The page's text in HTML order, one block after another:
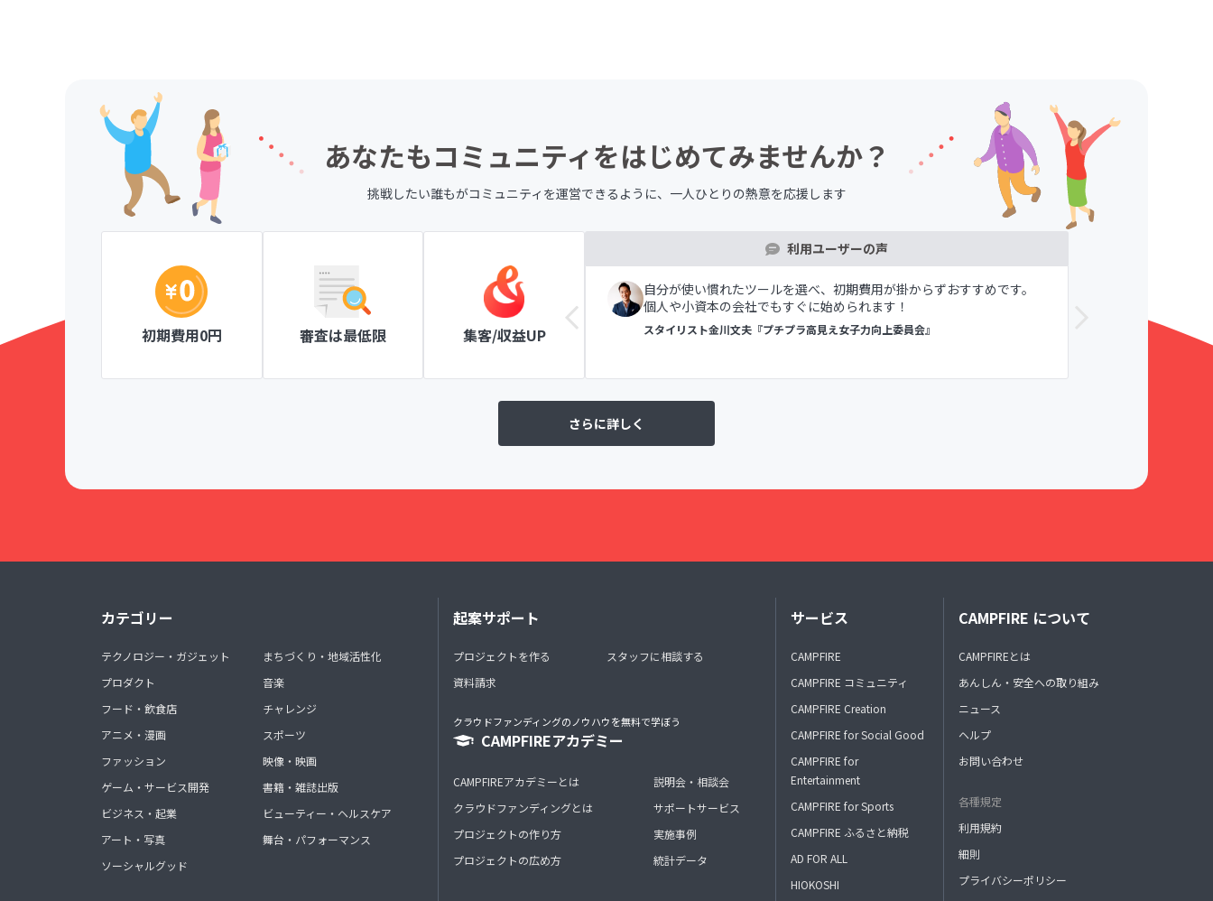
あなたもコミュニティをはじめてみませんか？
挑戦したい誰もがコミュニティを運営できるように、 一人ひとりの熱意を応援します
初期費用0円 審査は最低限 集客/収益UP
利用ユーザーの声
ページ作成が簡単な操作ででき、見やすいツールの表示で初めての方
にも安心です。
Knitty member's club ニッティメンバーズクラブ
自分が使い慣れたツールを選べ、初期費用が掛からずおすすめです。
個人や小資本の会社でもすぐに始められます！
スタイリスト金川文夫『プチプラ高見え女子力向上委員会』
すめしてます。
さらに詳しく
カテゴリー
テクノロジー・ガジェット
プロダクト
フード・飲食店
アニメ・漫画
ファッション
ゲーム・サービス開発
ビジネス・起業
アート・写真
ソーシャルグッド
まちづくり・地域活性化
音楽
チャレンジ
スポーツ
映像・映画
書籍・雑誌出版
ビューティー・ヘルスケア
舞台・パフォーマンス
起案サポート
プロジェクトを作る
資料請求
スタッフに相談する
クラウドファンディングのノウハウを無料で学ぼう
CAMPFIREアカデミー
CAMPFIREアカデミーとは
クラウドファンディングとは
プロジェクトの作り方
プロジェクトの広め方
説明会・相談会
サポートサービス
実施事例
統計データ
サービス
CAMPFIRE
CAMPFIRE コミュニティ
CAMPFIRE Creation
CAMPFIRE for Social Good
CAMPFIRE for
Entertainment
CAMPFIRE for Sports
CAMPFIRE ふるさと納税
AD FOR ALL
HIOKOSHI
CAMPFIRE について
CAMPFIREとは
あんしん・安全への取り組み
ニュース
ヘルプ
お問い合わせ
各種規定
利用規約
細則
プライバシーポリシー